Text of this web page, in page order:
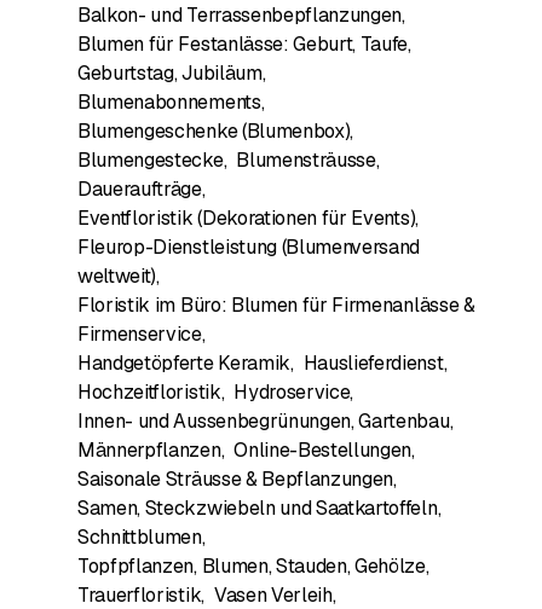
Balkon- und Terrassenbepflanzungen,
Blumen für Festanlässe: Geburt, Taufe,
Geburtstag, Jubiläum,
Blumenabonnements,
Blumengeschenke (Blumenbox),
Blumengestecke, Blumensträusse,
Daueraufträge,
Eventfloristik (Dekorationen für Events),
Fleurop-Dienstleistung (Blumenversand
weltweit),
Floristik im Büro: Blumen für Firmenanlässe &
Firmenservice,
Handgetöpferte Keramik, Hauslieferdienst,
Hochzeitfloristik, Hydroservice,
Innen- und Aussenbegrünungen, Gartenbau,
Männerpflanzen, Online-Bestellungen,
Saisonale Sträusse & Bepflanzungen,
Samen, Steckzwiebeln und Saatkartoffeln,
Schnittblumen,
Topfpflanzen, Blumen, Stauden, Gehölze,
Trauerfloristik, Vasen Verleih,